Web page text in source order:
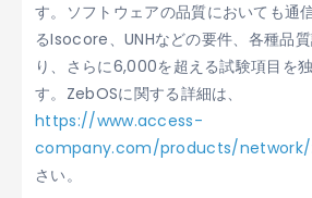
す。ソフトウェアの品質においても通
るIsocore、UNHなどの要件、各種品
り、さらに6,000を超える試験項目を
す。ZebOSに関する詳細は、
https://www.access-
company.com/products/
さい。